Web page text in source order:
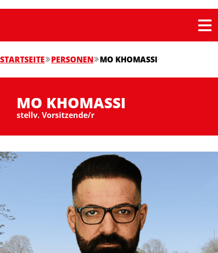
STARTSEITE PERSONEN MO KHOMASSI
MO KHOMASSI
stellv. Vorsitzende/r